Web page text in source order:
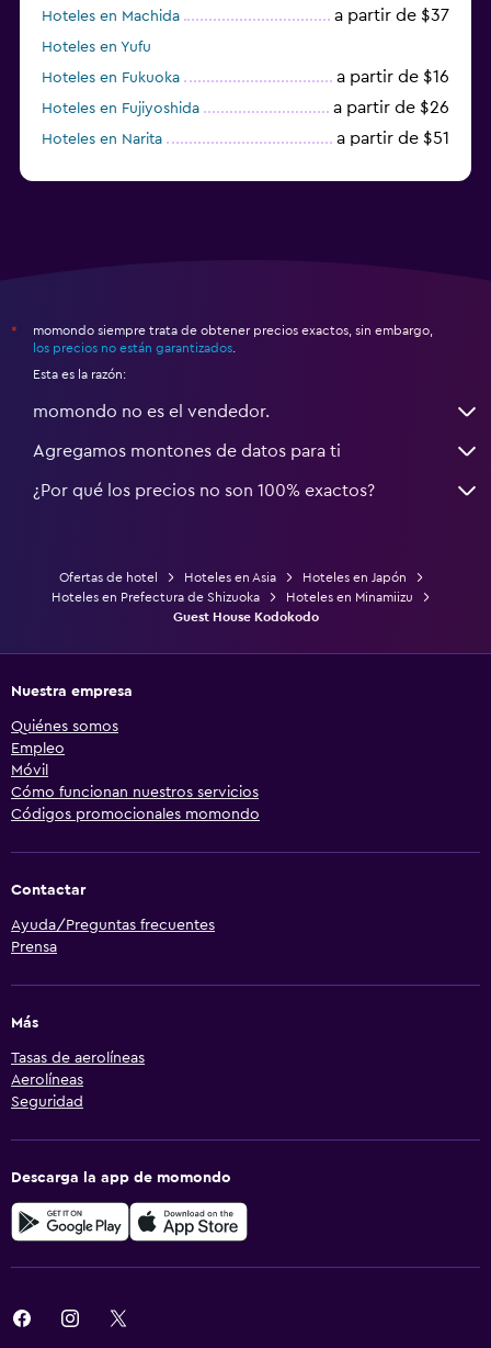
Hoteles en Machida a partir de $37
Hoteles en Yufu
Hoteles en Fukuoka
a partir de $16
Hoteles en Fujiyoshida a partir de $26
Hoteles en Narita a partir de $51
*
momondo siempre trata de obtener precios exactos, sin embargo,
los precios no están garantizados
Esta es la razón:
momondo no es el vendedor.
Agregamos montones de datos para ti
¿Por qué los precios no son 100% exactos?
Ofertas de hotel Hoteles en Asia
Hoteles en Japón
Hoteles en Prefectura de Shizuoka
Hoteles en Minamiizu
Guest House Kodokodo
Nuestra empresa
Quiénes somos
Empleo
Móvil
Cómo funcionan nuestros servicios
Códigos promocionales momondo
Contactar
Ayuda/Preguntas frecuentes
Prensa
Más
Tasas de aerolíneas
Aerolíneas
Seguridad
Descarga la app de momondo